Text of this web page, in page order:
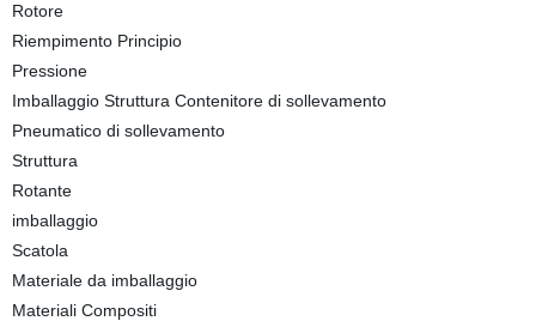
Rotore
Riempimento Principio
Pressione
Imballaggio Struttura Contenitore di sollevamento
Pneumatico di sollevamento
Struttura
Rotante
imballaggio
Scatola
Materiale da imballaggio
Materiali Compositi